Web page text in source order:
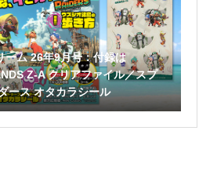
ーム 26年9月号：付録は
Z-A クリアファイル／スプ
ース オタカラシール